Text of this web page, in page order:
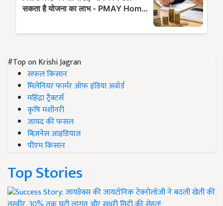
#Top on Krishi Jagran
सफल किसान
मिलेनियर फार्मर ऑफ इंडिया अवॉर्ड
महिंद्रा ट्रैक्टर्स
कृषि मशीनरी
जायद की फसल
बिज़नेस आइडियाज
पीएम किसान
Top Stories